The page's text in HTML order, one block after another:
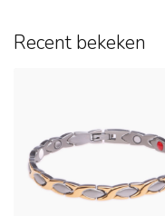
Recent bekeken